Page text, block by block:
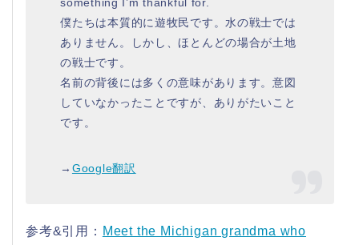
僕たちは本質的に遊牧民です。水の戦士では
ありません。しかし、ほとんどの場合が土地
の戦士です。
名前の背後には多くの意味があります。意図
していなかったことですが、ありがたいこと
です。
→ Google翻訳
参考&引用： Meet the Michigan grandma who